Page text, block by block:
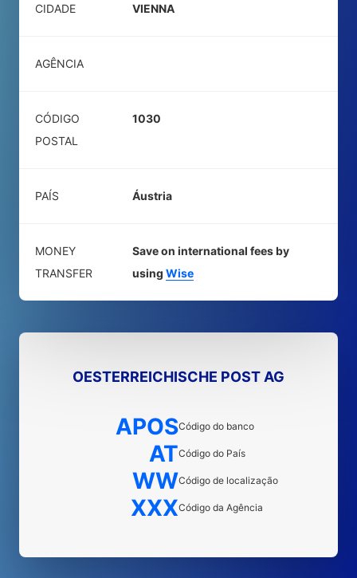
CIDADE VIENNA
AGÊNCIA
CÓDIGO
POSTAL
1030
PAÍS Áustria
MONEY
TRANSFER
Save on international fees by
using Wise
OESTERREICHISCHE POST AG
APOSCódigo do banco
ATCódigo do País
WWCódigo de localização
XXXCódigo da Agência